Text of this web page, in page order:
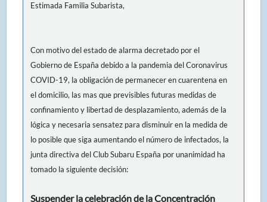
Estimada Familia Subarista,
Con motivo del estado de alarma decretado por el
Gobierno de España debido a la pandemia del Coronavirus
COVID-19, la obligación de permanecer en cuarentena en
el domicilio, las mas que previsibles futuras medidas de
confinamiento y libertad de desplazamiento, además de la
lógica y necesaria sensatez para disminuir en la medida de
lo posible que siga aumentando el número de infectados, la
junta directiva del Club Subaru España por unanimidad ha
tomado la siguiente decisión:
Suspender la celebración de la Concentración